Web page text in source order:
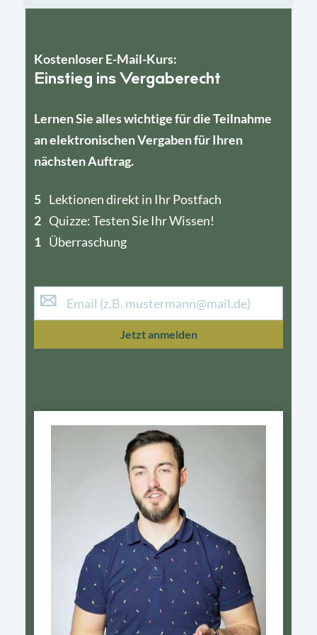
Kostenloser E-Mail-Kurs:
Einstieg ins Vergaberecht
Lernen Sie alles wichtige für die Teilnahme
an elektronischen Vergaben für Ihren
nächsten Auftrag.
5 Lektionen direkt in Ihr Postfach
2 Quizze: Testen Sie Ihr Wissen!
1 Überraschung
4
1
Jetzt anmelden